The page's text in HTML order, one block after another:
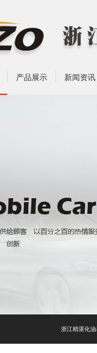
产品展示 新闻资讯
浙江精湛化油